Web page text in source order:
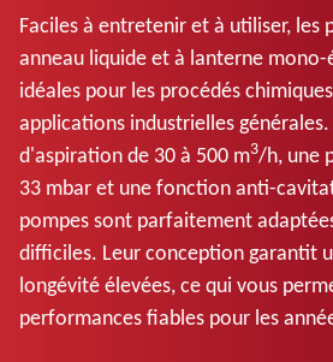
Faciles à entretenir et à utiliser, les
anneau liquide et à lanterne
idéales pour les procédés
applications industrielles
d'aspiration de 30 à 500 m3/h, une
33 mbar et une fonction anti-
pompes sont parfaitement
difficiles. Leur conception garantit
longévité élevées, ce qui vous
performances fiables pour les